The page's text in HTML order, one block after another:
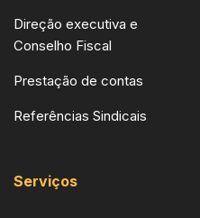
Direção executiva e
Conselho Fiscal
Prestação de contas
Referências Sindicais
Serviços